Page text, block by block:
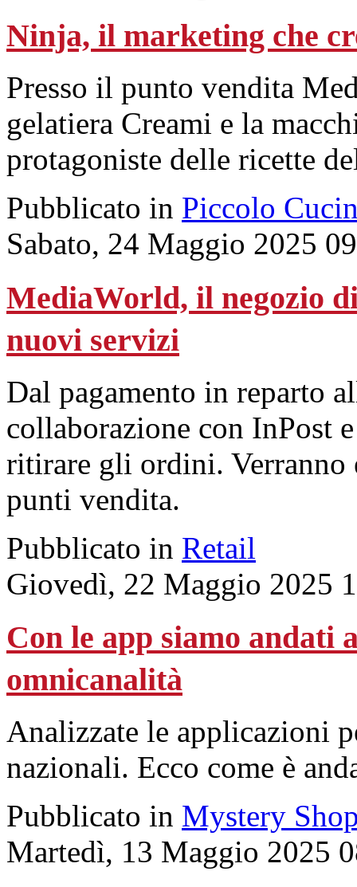
Ninja, il marketing che
Presso il punto vendita
gelatiera Creami e la
protagoniste delle ricette
Pubblicato in Piccolo
Sabato, 24 Maggio 2025
MediaWorld, il negozio
nuovi servizi
Dal pagamento in reparto
collaborazione con InPost
ritirare gli ordini. Verranno
punti vendita.
Pubblicato in Retail
Giovedì, 22 Maggio 2025
Con le app siamo andati
omnicanalità
Analizzate le applicazioni
nazionali. Ecco come è
Pubblicato in Mystery
Martedì, 13 Maggio 2025